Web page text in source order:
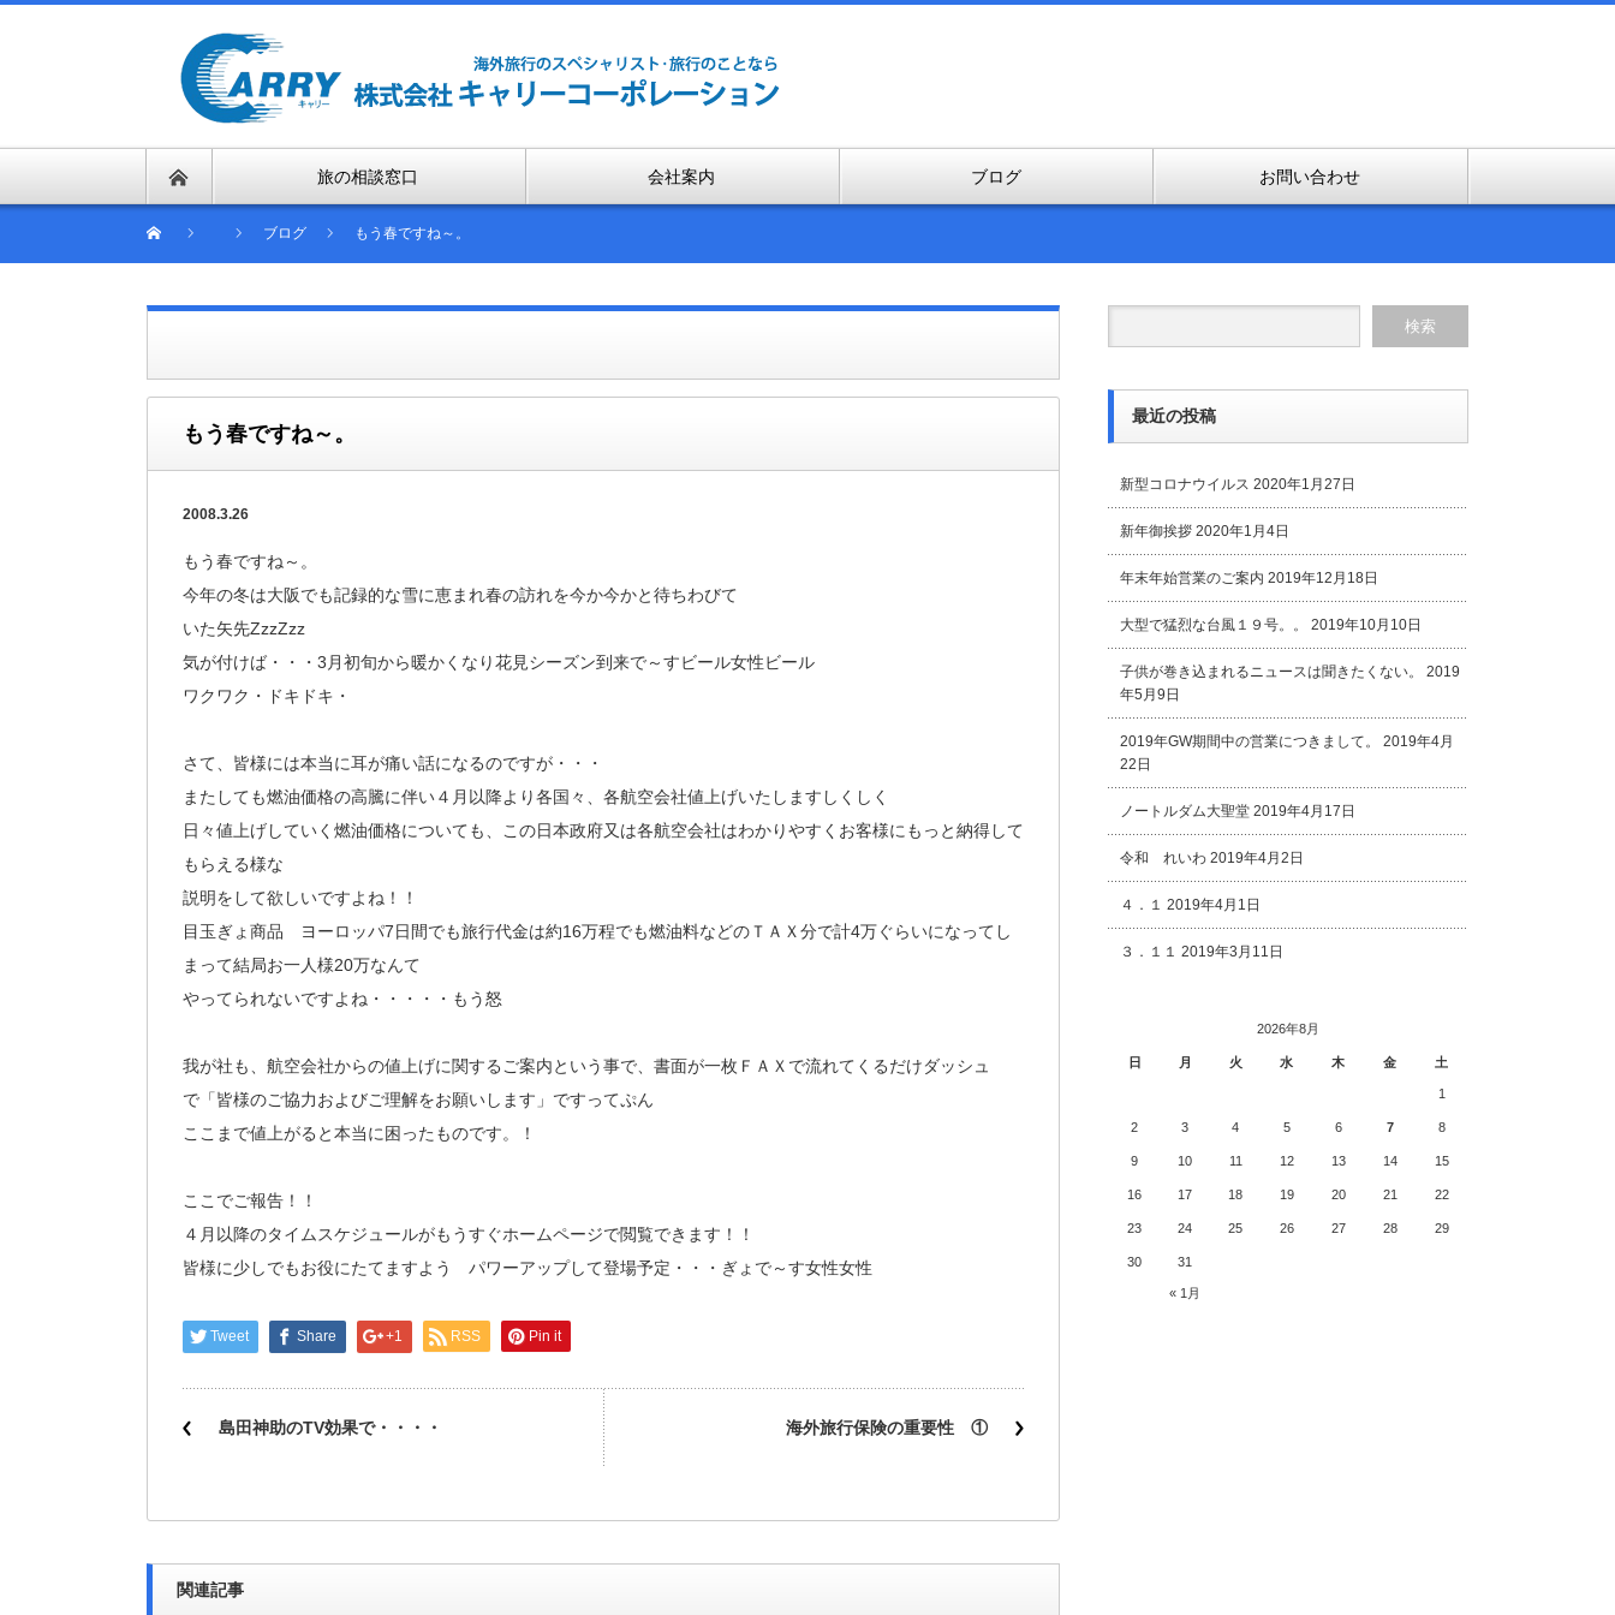
旅の相談窓口 会社案内 ブログ お問い合わせ
ブログ もう春ですね～。
もう春ですね～。
2008.3.26
もう春ですね～。
今年の冬は大阪でも記録的な雪に恵まれ春の訪れを今か今かと待ちわびて
いた矢先ZzzZzz
気が付けば・・・3月初旬から暖かくなり花見シーズン到来で～すビール女性ビール
ワクワク・ドキドキ・
さて、皆様には本当に耳が痛い話になるのですが・・・
またしても燃油価格の高騰に伴い４月以降より各国々、各航空会社値上げいたしますしくしく
日々値上げしていく燃油価格についても、この日本政府又は各航空会社はわかりやすくお客様にもっと納得して
もらえる様な
説明をして欲しいですよね！！
目玉ぎょ商品 ヨーロッパ7日間でも旅行代金は約16万程でも燃油料などのＴＡＸ分で計4万ぐらいになってし
まって結局お一人様20万なんて
やってられないですよね・・・・・もう怒
我が社も、航空会社からの値上げに関するご案内という事で、書面が一枚ＦＡＸで流れてくるだけダッシュ
で「皆様のご協力およびご理解をお願いします」ですってぷん
ここまで値上がると本当に困ったものです。！
ここでご報告！！
４月以降のタイムスケジュールがもうすぐホームページで閲覧できます！！
皆様に少しでもお役にたてますよう パワーアップして登場予定・・・ぎょで～す女性女性
Tweet Share +1 RSS Pin it
島田神助のTV効果で・・・・ 海外旅行保険の重要性 ①
関連記事
最近の投稿
新型コロナウイルス 2020年1月27日
新年御挨拶 2020年1月4日
年末年始営業のご案内 2019年12月18日
大型で猛烈な台風１９号。。 2019年10月10日
子供が巻き込まれるニュースは聞きたくない。
2019
年5月9日
2019年GW期間中の営業につきまして。
2019年4月
22日
ノートルダム大聖堂 2019年4月17日
令和 れいわ 2019年4月2日
４．１ 2019年4月1日
３．１１ 2019年3月11日
2026年8月
日 月 火 水 木 金 土
« 1月
1
2 3 4 5 6 7 8
9 10 11 12 13 14 15
16 17 18 19 20 21 22
23 24 25 26 27 28 29
30 31